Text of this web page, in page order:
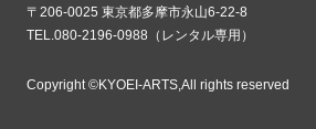
〒206-0025 東京都多摩市永山6-22-8
TEL.080-2196-0988（レンタル専用）
Copyright ©KYOEI-ARTS,All rights reserved